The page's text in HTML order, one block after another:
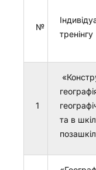
№
тренінгу
1
та в